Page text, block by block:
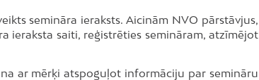
semināra ieraksts. Aicinām NVO pārstāvjus,
ieraksta saiti, reģistrēties semināram, atzīmējot
ar mērķi atspoguļot informāciju par semināru